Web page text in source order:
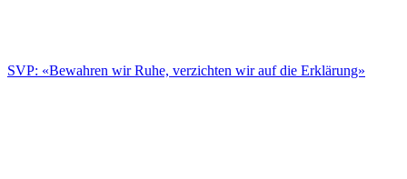
SVP: «Bewahren wir Ruhe, verzichten wir auf die Erklärung»